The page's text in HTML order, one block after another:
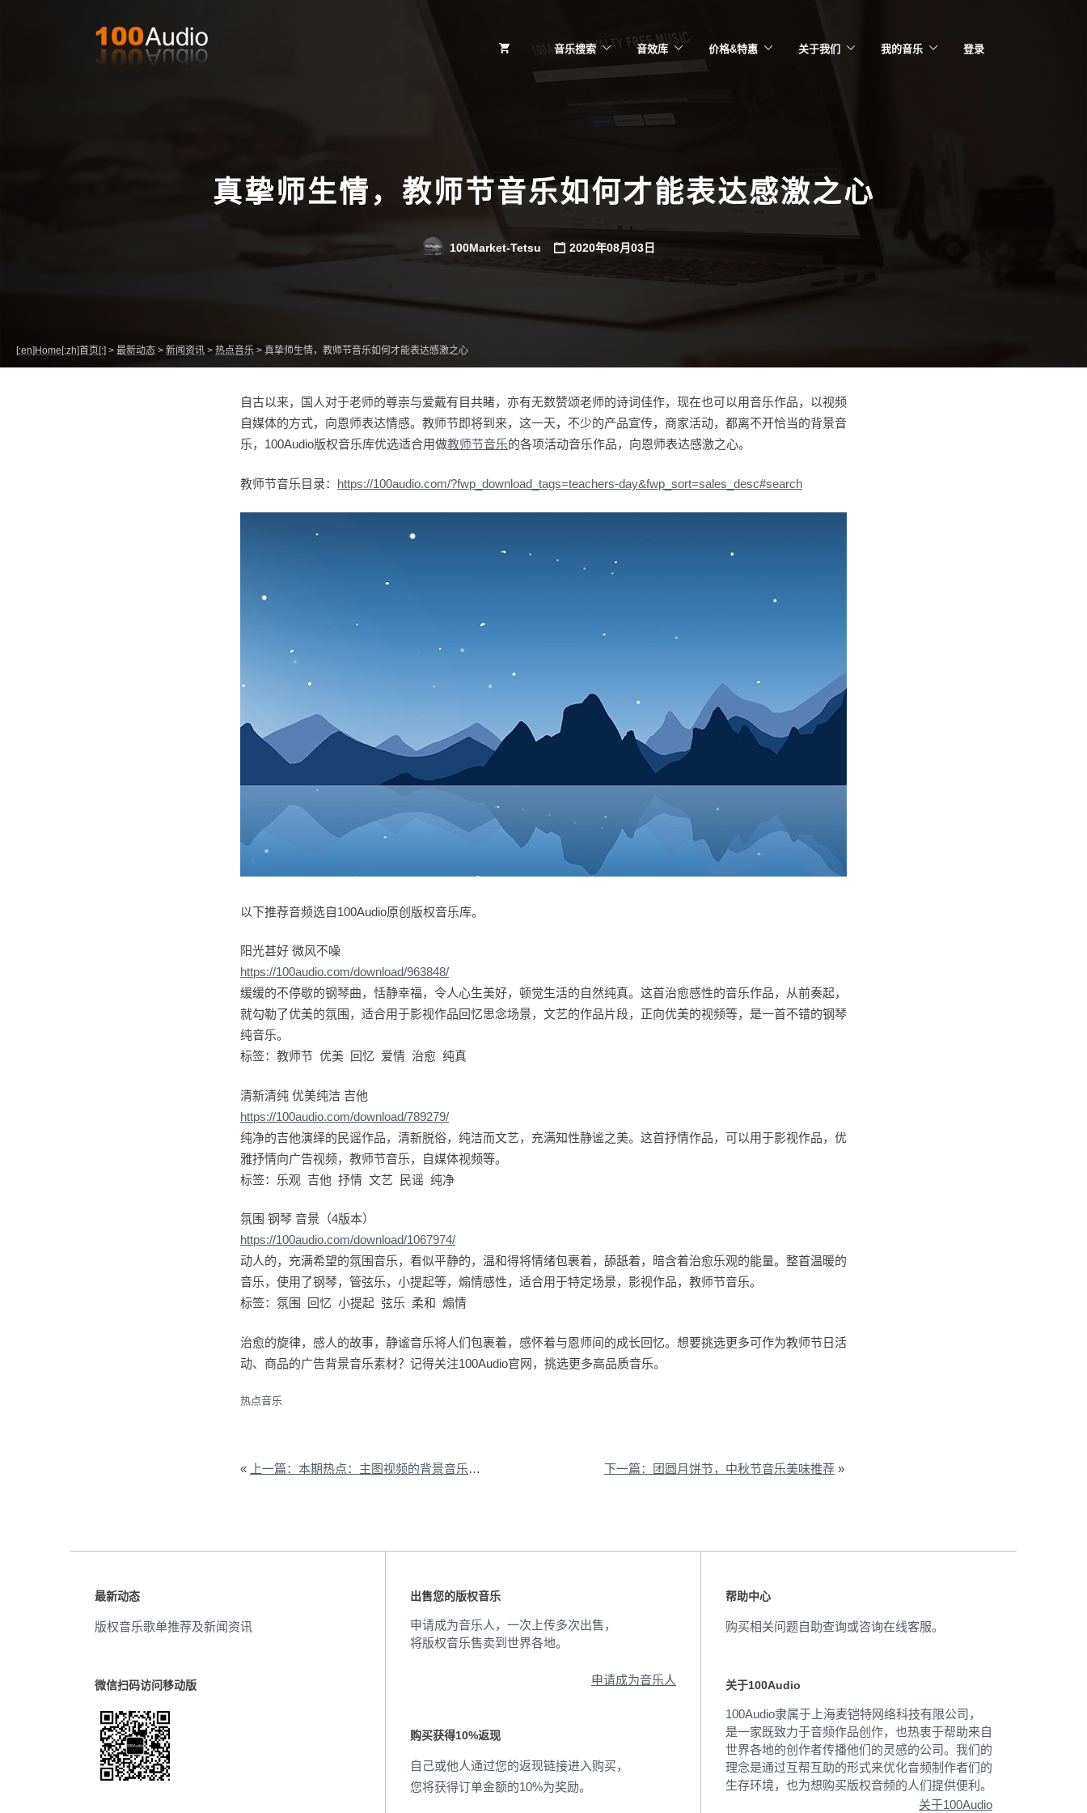
音乐搜索 音效库 价格&特惠 关于我们 我的音乐 登录
真挚师生情，教师节音乐如何才能表达感激之心
100Market-Tetsu 2020年08月03日
[:en]Home[:zh]首页[:] > 最新动态 > 新闻资讯 > 热点音乐 > 真挚师生情，教师节音乐如何才能表达感激之心
自古以来，国人对于老师的尊崇与爱戴有目共睹，亦有无数赞颂老师的诗词佳作，现在也可以用音乐作品，以视频
自媒体的方式，向恩师表达情感。教师节即将到来，这一天，不少的产品宣传，商家活动，都离不开恰当的背景音
乐，100Audio版权音乐库优选适合用做教师节音乐的各项活动音乐作品，向恩师表达感激之心。
教师节音乐目录： https://100audio.com/?fwp_download_tags=teachers-day&fwp_sort=sales_desc#search
以下推荐音频选自100Audio原创版权音乐库。
阳光甚好 微风不噪
https://100audio.com/download/963848/
缓缓的不停歇的钢琴曲，恬静幸福，令人心生美好，顿觉生活的自然纯真。这首治愈感性的音乐作品，从前奏起，
就勾勒了优美的氛围，适合用于影视作品回忆思念场景，文艺的作品片段，正向优美的视频等，是一首不错的钢琴
纯音乐。
标签：教师节 优美 回忆 爱情 治愈 纯真
清新清纯 优美纯洁 吉他
https://100audio.com/download/789279/
纯净的吉他演绎的民谣作品，清新脱俗，纯洁而文艺，充满知性静谧之美。这首抒情作品，可以用于影视作品，优
雅抒情向广告视频，教师节音乐，自媒体视频等。
标签：乐观 吉他 抒情 文艺 民谣 纯净
氛围 钢琴 音景（4版本）
https://100audio.com/download/1067974/
动人的，充满希望的氛围音乐，看似平静的，温和得将情绪包裹着，舔舐着，暗含着治愈乐观的能量。整首温暖的
音乐，使用了钢琴，管弦乐，小提起等，煽情感性，适合用于特定场景，影视作品，教师节音乐。
标签：氛围 回忆 小提起 弦乐 柔和 煽情
治愈的旋律，感人的故事，静谧音乐将人们包裹着，感怀着与恩师间的成长回忆。想要挑选更多可作为教师节日活
动、商品的广告背景音乐素材？记得关注100Audio官网，挑选更多高品质音乐。
热点音乐
« 上一篇：本期热点：主图视频的背景音乐集锦 下一篇：团圆月饼节，中秋节音乐美味推荐 »
最新动态
版权音乐歌单推荐及新闻资讯
微信扫码访问移动版
出售您的版权音乐
申请成为音乐人，一次上传多次出售，
将版权音乐售卖到世界各地。
申请成为音乐人
购买获得10%返现
自己或他人通过您的返现链接进入购买，
您将获得订单金额的10%为奖励。
帮助中心
购买相关问题自助查询或咨询在线客服。
关于100Audio
100Audio隶属于上海麦铠特网络科技有限公司，
是一家既致力于音频作品创作，也热衷于帮助来自
世界各地的创作者传播他们的灵感的公司。我们的
理念是通过互帮互助的形式来优化音频制作者们的
生存环境，也为想购买版权音频的人们提供便利。
关于100Audio